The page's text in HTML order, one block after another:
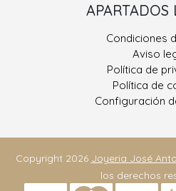
APARTADOS
Condiciones
Aviso
Política de
Política de
Configuración
Copyright 2026 Joyeria José
los derechos